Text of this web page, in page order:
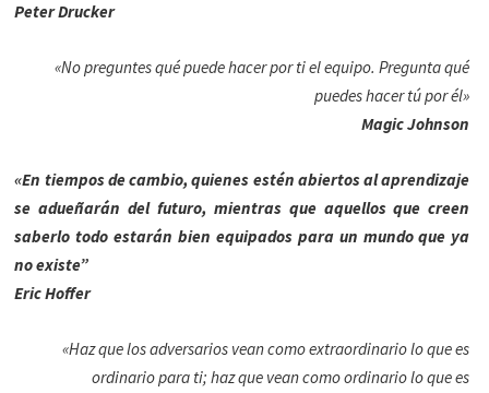
Peter Drucker
«No preguntes qué puede hacer por ti el equipo. Pregunta qué
puedes hacer tú por él»
Magic Johnson
«En tiempos de cambio, quienes estén abiertos al aprendizaje
se adueñarán del futuro, mientras que aquellos que creen
saberlo todo estarán bien equipados para un mundo que ya
no existe”
Eric Hoffer
«Haz que los adversarios vean como extraordinario lo que es
ordinario para ti; haz que vean como ordinario lo que es